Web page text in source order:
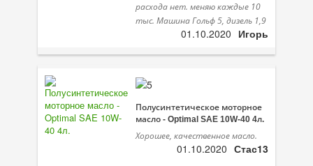
расхода нет. меняю каждые 10
тыс. Машина Гольф 5, дизель 1,9
01.10.2020 Игорь
Полусинтетическое моторное
масло - Optimal SAE 10W-40 4л.
Хорошее, качественное масло.
01.10.2020 Стас13